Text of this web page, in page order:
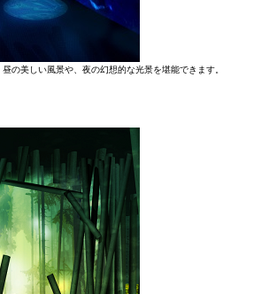
の美しい風景や、夜の幻想的な光景を堪能できます。